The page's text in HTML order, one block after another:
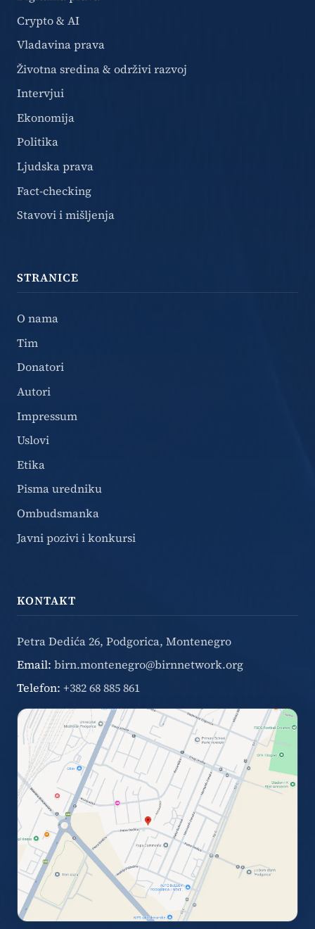
Crypto & AI
Vladavina prava
Životna sredina & održivi razvoj
Intervjui
Ekonomija
Politika
Ljudska prava
Fact-checking
Stavovi i mišljenja
STRANICE
O nama
Tim
Donatori
Autori
Impressum
Uslovi
Etika
Pisma uredniku
Ombudsmanka
Javni pozivi i konkursi
KONTAKT
Petra Dedića 26, Podgorica, Montenegro
Email: birn.montenegro@birnnetwork.org
Telefon: +382 68 885 861